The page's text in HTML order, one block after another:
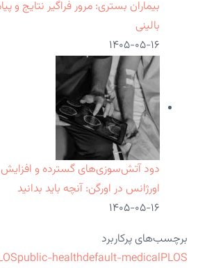
بیماران بستری: مرور فراگیر نتایج و
بالینی
۱۴۰۵-۰۵-۱۶
دود آتش‌سوزی‌های گسترده و افزایش
اورژانس در اورگن: آنچه باید بدانید
۱۴۰۵-۰۵-۱۶
برچسب‌های پرکاربرد
public-healthdefault-medicalPLOS